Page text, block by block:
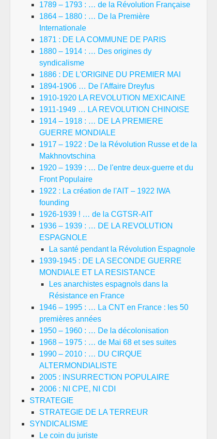
1789 – 1793 : … de la Révolution Française
1864 – 1880 : … De la Première
Internationale
1871 : DE LA COMMUNE DE PARIS
1880 – 1914 : … Des origines dy
syndicalisme
1886 : DE L'ORIGINE DU PREMIER MAI
1894-1906 … De l'Affaire Dreyfus
1910-1920 LA REVOLUTION MEXICAINE
1911-1949 … LA REVOLUTION CHINOISE
1914 – 1918 : … DE LA PREMIERE
GUERRE MONDIALE
1917 – 1922 : De la Révolution Russe et de la
Makhnovtschina
1920 – 1939 : … De l'entre deux-guerre et du
Front Populaire
1922 : La création de l'AIT – 1922 IWA
founding
1926-1939 ! … de la CGTSR-AIT
1936 – 1939 : … DE LA REVOLUTION
ESPAGNOLE
La santé pendant la Révolution Espagnole
1939-1945 : DE LA SECONDE GUERRE
MONDIALE ET LA RESISTANCE
Les anarchistes espagnols dans la
Résistance en France
1946 – 1995 : … La CNT en France : les 50
premières années
1950 – 1960 : … De la décolonisation
1968 – 1975 : … de Mai 68 et ses suites
1990 – 2010 : … DU CIRQUE
ALTERMONDIALISTE
2005 : INSURRECTION POPULAIRE
2006 : NI CPE, NI CDI
STRATEGIE
STRATEGIE DE LA TERREUR
SYNDICALISME
Le coin du juriste